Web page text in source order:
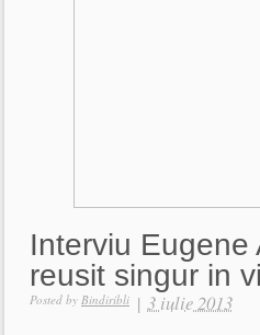
Interviu Eugene
reusit singur in
Posted by Bindiribli | 3 iulie 2013